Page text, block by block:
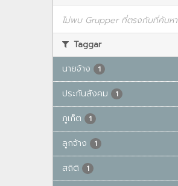
ไม่พบ Grupper ที่ตรงกับที่ค้นหา
Taggar
นายจ้าง
1
ประกันสังคม 1
ภูเก็ต 1
ลูกจ้าง 1
สถิติ 1